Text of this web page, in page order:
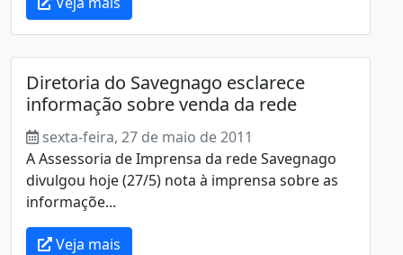
Diretoria do Savegnago esclarece
informação sobre venda da rede
sexta-feira, 27 de maio de 2011
A Assessoria de Imprensa da rede Savegnago
divulgou hoje (27/5) nota à imprensa sobre as
informaçõe...
Veja mais